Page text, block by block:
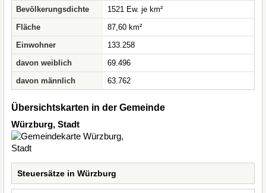
Bevölkerungsdichte
1521 Ew. je km²
Fläche
87,60 km²
Einwohner
133.258
davon weiblich
69.496
davon männlich
63.762
Übersichtskarten in der Gemeinde
Würzburg, Stadt
Steuersätze in Würzburg